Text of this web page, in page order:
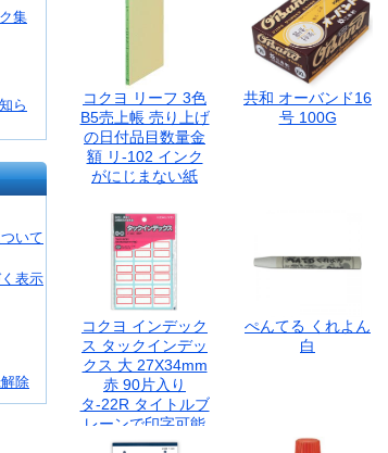
集
ら
いて
表示
除
コクヨ リーフ 3色
B5売上帳 売り上げ
の日付品目数量金
額 リ-102 インク
がにじまない紙
共和 オーバンド16
号 100G
コクヨ インデック
ス タックインデッ
クス 大 27X34mm
赤 90片入り
タ-22R タイトルブ
レーンで印字可能
見出し 分類
ぺんてる くれよん
白